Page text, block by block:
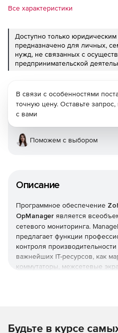
Все характеристики
Доступно только
предназначено для личных,
нужд, не связанных с
предпринимательской
Описание
Программное обеспечение
OpManager является
сетевого мониторинга.
предлагает функции
контроля
важнейших IT-ресурсов, как
коммутаторы, межсетевые
организационные политики
В связи с особенностями
точную цену. Оставьте
с вами
Поможем с выбором
Будьте в курсе